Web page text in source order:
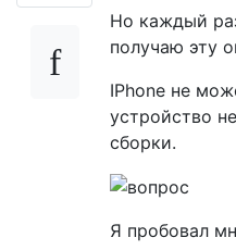
Но каждый
получаю эту
IPhone не
устройство
сборки.
Я пробовал